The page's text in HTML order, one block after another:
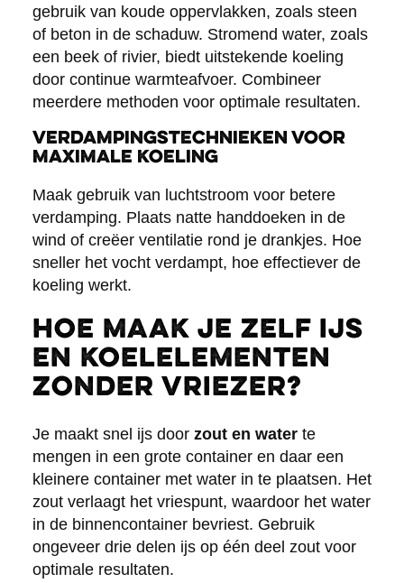
gebruik van koude oppervlakken, zoals steen
of beton in de schaduw. Stromend water, zoals
een beek of rivier, biedt uitstekende koeling
door continue warmteafvoer. Combineer
meerdere methoden voor optimale resultaten.
Verdampingstechnieken voor
maximale koeling
Maak gebruik van luchtstroom voor betere
verdamping. Plaats natte handdoeken in de
wind of creëer ventilatie rond je drankjes. Hoe
sneller het vocht verdampt, hoe effectiever de
koeling werkt.
Hoe maak je zelf ijs
en koelelementen
zonder vriezer?
Je maakt snel ijs door zout en waterte
mengen in een grote container en daar een
kleinere container met water in te plaatsen. Het
zout verlaagt het vriespunt, waardoor het water
in de binnencontainer bevriest. Gebruik
ongeveer drie delen ijs op één deel zout voor
optimale resultaten.